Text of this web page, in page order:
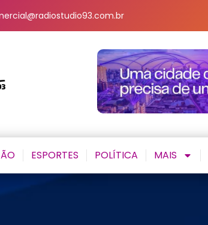
ESPORTES POLÍTICA MAIS